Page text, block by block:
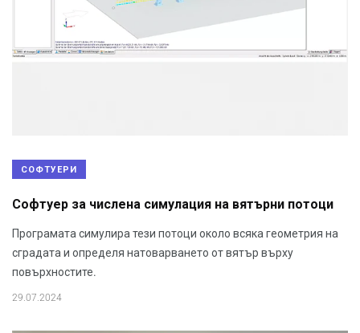
СОФТУЕРИ
Софтуер за числена симулация на вятърни потоци
Програмата симулира тези потоци около всяка геометрия на
сградата и определя натоварването от вятър върху
повърхностите.
29.07.2024